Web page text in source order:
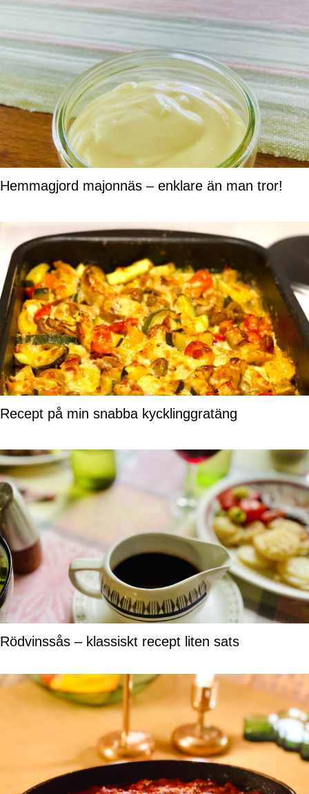
Hemmagjord majonnäs – enklare än man tror!
Recept på min snabba kycklinggratäng
Rödvinssås – klassiskt recept liten sats